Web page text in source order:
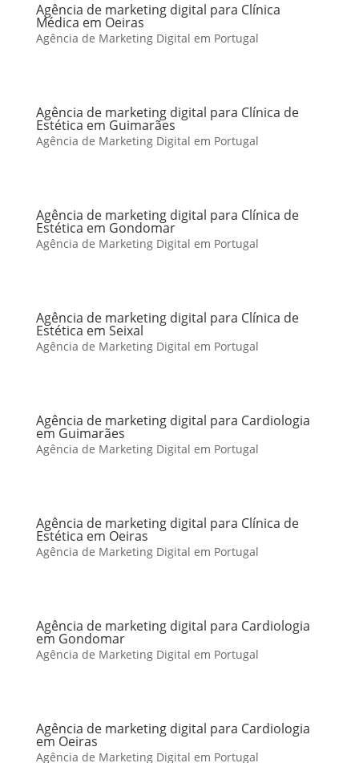
Agência de marketing digital para Clínica
Médica em Oeiras
Agência de Marketing Digital em Portugal
Agência de marketing digital para Clínica de
Estética em Guimarães
Agência de Marketing Digital em Portugal
Agência de marketing digital para Clínica de
Estética em Gondomar
Agência de Marketing Digital em Portugal
Agência de marketing digital para Clínica de
Estética em Seixal
Agência de Marketing Digital em Portugal
Agência de marketing digital para Cardiologia
em Guimarães
Agência de Marketing Digital em Portugal
Agência de marketing digital para Clínica de
Estética em Oeiras
Agência de Marketing Digital em Portugal
Agência de marketing digital para Cardiologia
em Gondomar
Agência de Marketing Digital em Portugal
Agência de marketing digital para Cardiologia
em Oeiras
Agência de Marketing Digital em Portugal